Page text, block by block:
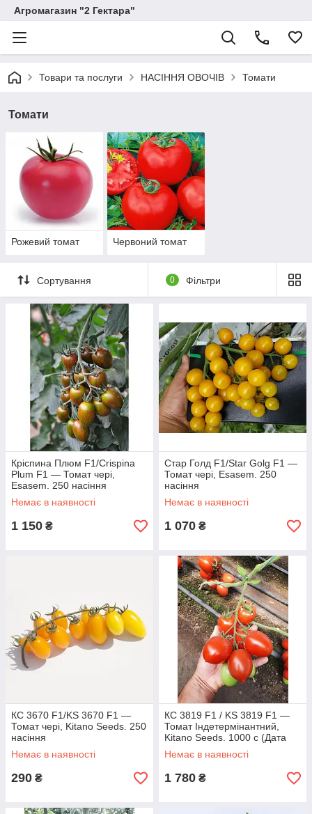
Агромагазин "2 Гектара"
Товари та послуги НАСІННЯ ОВОЧІВ Томати
Томати
Рожевий томат Червоний томат
Сортування 0 Фільтри
Кріспина Плюм F1/Crispina
Plum F1 — Томат чері,
Esasem. 250 насіння
Немає в наявності
1 150 ₴
Стар Голд F1/Star Golg F1 —
Томат чері, Esasem. 250
насіння
Немає в наявності
1 070 ₴
КС 3670 F1/KS 3670 F1 —
Томат чері, Kitano Seeds. 250
насіння
Немає в наявності
290 ₴
КС 3819 F1 / KS 3819 F1 —
Томат Індетермінантний,
Kitano Seeds. 1000 с (Дата
паковання: 09/2018)
Немає в наявності
1 780 ₴